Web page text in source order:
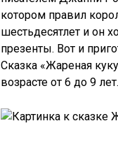
котором правил
шестьдесятлет и он
презенты. Вот и
Сказка «Жареная
возрасте от 6 до 9